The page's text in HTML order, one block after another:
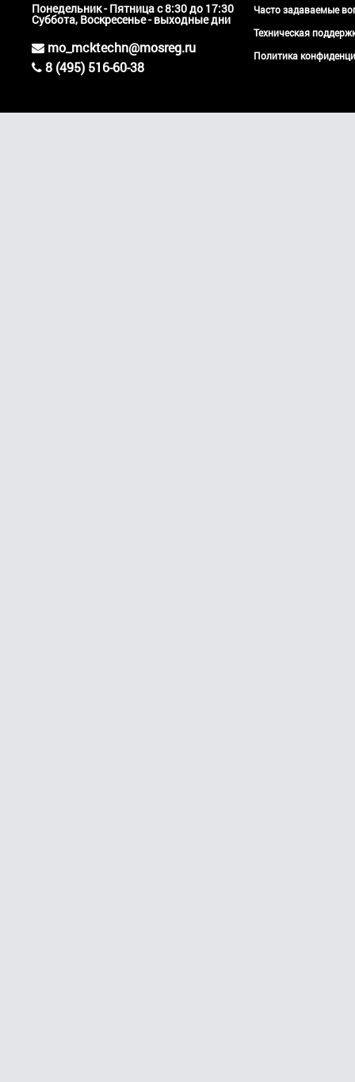
Понедельник - Пятница с 8:30 до 17:30
Суббота, Воскресенье - выходные дни
mo_mcktechn@mosreg.ru
8 (495) 516-60-38
Часто задаваемые
Техническая
Политика